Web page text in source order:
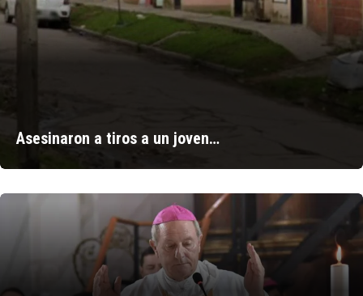
Asesinaron a tiros a un joven…